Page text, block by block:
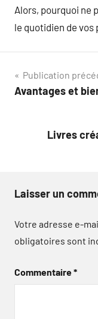
Alors, pourquoi ne
le quotidien de
Navigation
de
Publication
Avantages et
Livres
Laisser un
Votre adresse e-
obligatoires sont
Commentaire*